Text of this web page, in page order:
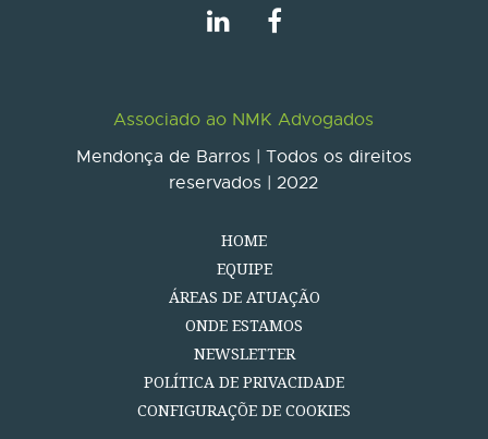
Associado ao NMK Advogados
Mendonça de Barros | Todos os direitos
reservados | 2022
HOME
EQUIPE
ÁREAS DE ATUAÇÃO
ONDE ESTAMOS
NEWSLETTER
POLÍTICA DE PRIVACIDADE
CONFIGURAÇÕE DE COOKIES